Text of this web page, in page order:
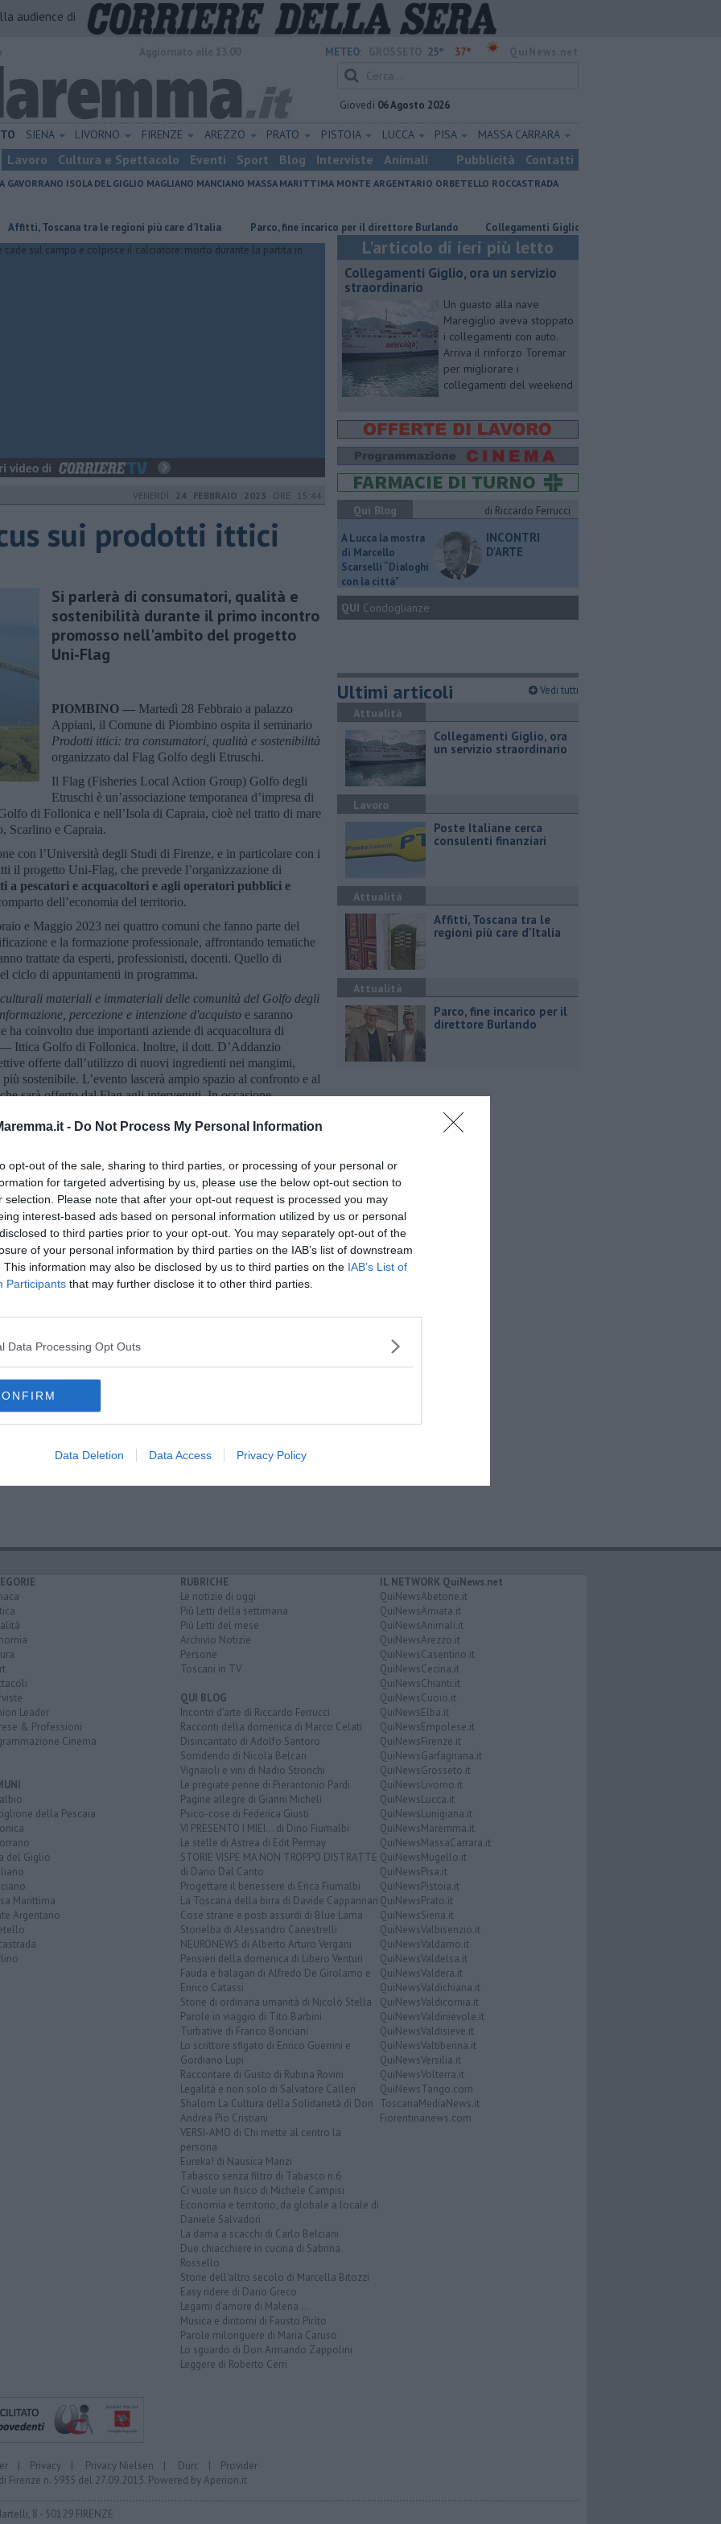
- Do Not Process My Personal Information
opt-out of the sale, sharing to third parties, or processing of your personal or
for targeted advertising by us, please use the below opt-out section to
selection. Please note that after your opt-out request is processed you may
interest-based ads based on personal information utilized by us or personal
to third parties prior to your opt-out. You may separately opt-out of the
of your personal information by third parties on the IAB’s list of downstream
This information may also be disclosed by us to third parties on the IAB’s List of
Participants that may further disclose it to other third parties.
Data Processing Opt Outs
Data Deletion Data Access Privacy Policy
audience di
METEO: 25° 37°
Giovedì 06 Agosto 2026
SIENA LIVORNO FIRENZE AREZZO PRATO PISTOIA LUCCA PISA MASSA CARRARA
Lavoro Cultura e Spettacolo Eventi Sport Blog Interviste Animali Pubblicità Contatti
GAVORRANO ISOLA DEL GIGLIO MAGLIANO MANCIANO MASSA MARITTIMA MONTE ARGENTARIO ORBETELLO ROCCASTRADA
tra le regioni più care d'Italia Parco, fine incarico per il direttore Burlando Collegamenti Giglio, ora un servizio straordinario
VENERDÌ 24 FEBBRAIO 2023 ORE 15:44
sui prodotti ittici
Si parlerà di consumatori, qualità e
sostenibilità durante il primo incontro
promosso nell'ambito del progetto
Uni-Flag
PIOMBINO — Martedì 28 Febbraio a palazzo
Appiani, il Comune di Piombino ospita il seminario
Prodotti ittici: tra consumatori, qualità e sostenibilità
organizzato dal Flag Golfo degli Etruschi.
Il Flag (Fisheries Local Action Group) Golfo degli
Etruschi è un’associazione temporanea d’impresa di
di Follonica e nell’Isola di Capraia, cioè nel tratto di mare
Scarlino e Capraia.
con l’Università degli Studi di Firenze, e in particolare con i
il progetto Uni-Flag, che prevede l’organizzazione di
pescatori e acquacoltori e agli operatori pubblici e
dell’economia del territorio.
e Maggio 2023 nei quattro comuni che fanno parte del
e la formazione professionale, affrontando tematiche
trattate da esperti, professionisti, docenti. Quello di
ciclo di appuntamenti in programma.
materiali e immateriali delle comunità del Golfo degli
percezione e intenzione d'acquisto e saranno
ha coinvolto due importanti aziende di acquacoltura di
Ittica Golfo di Follonica. Inoltre, il dott. D’Addanzio
offerte dall’utilizzo di nuovi ingredienti nei mangimi,
sostenibile. L’evento lascerà ampio spazio al confronto e al
sarà offerto dal Flag agli intervenuti. In occasione
ha visto coinvolto il Flag Golfo degli Etruschi insieme ad altri
svolgerà a Follonica e affronterà il temaBlue economy tra
iscriviti allaNewsletter QUInews - ToscanaMedia.
nella tua casella di posta.
locale
L'articolo di ieri più letto
Collegamenti Giglio, ora un servizio
straordinario
Un guasto alla nave
Maregiglio aveva stoppato
i collegamenti con auto.
Arriva il rinforzo Toremar
per migliorare i
collegamenti del weekend
Qui Blog
di Riccardo Ferrucci
A Lucca la mostra
di Marcello
Scarselli “Dialoghi
con la città"
INCONTRI
D'ARTE
QUI Condoglianze
Ultimi articoli Vedi tutti
Attualità
Collegamenti Giglio, ora
un servizio straordinario
Lavoro
Poste Italiane cerca
consulenti finanziari
Attualità
Affitti, Toscana tra le
regioni più care d'Italia
Attualità
Parco, fine incarico per il
direttore Burlando
Leader
& Professioni
Cinema
della Pescaia
del Giglio
Marittima
Argentario
RUBRICHE
Le notizie di oggi
Più Letti della settimana
Più Letti del mese
Archivio Notizie
Persone
Toscani in TV
QUI BLOG
Incontri d'arte di Riccardo Ferrucci
Racconti della domenica di Marco Celati
Disincantato di Adolfo Santoro
Sorridendo di Nicola Belcari
Vignaioli e vini di Nadio Stronchi
Le pregiate penne di Pierantonio Pardi
Pagine allegre di Gianni Micheli
Psico-cose di Federica Giusti
VI PRESENTO I MIEI... di Dino Fiumalbi
Le stelle di Astrea di Edit Permay
STORIE VISPE MA NON TROPPO DISTRATTE
di Dario Dal Canto
Progettare il benessere di Erica Fiumalbi
La Toscana della birra di Davide Cappannari
Cose strane e posti assurdi di Blue Lama
Storielba di Alessandro Canestrelli
NEURONEWS di Alberto Arturo Vergani
Pensieri della domenica di Libero Venturi
Fauda e balagan di Alfredo De Girolamo e
Enrico Catassi
Storie di ordinaria umanità di Nicolò Stella
Parole in viaggio di Tito Barbini
Turbative di Franco Bonciani
Lo scrittore sfigato di Enrico Guerrini e
Gordiano Lupi
Raccontare di Gusto di Rubina Rovini
Legalità e non solo di Salvatore Calleri
Shalom La Cultura della Solidarietà di Don
Andrea Pio Cristiani
VERSI-AMO di Chi mette al centro la
persona
Eureka! di Nausica Manzi
Tabasco senza filtro di Tabasco n.6
Ci vuole un fisico di Michele Campisi
Economia e territorio, da globale a locale di
Daniele Salvadori
La dama a scacchi di Carlo Belciani
Due chiacchiere in cucina di Sabrina
Rossello
Storie dell'altro secolo di Marcella Bitozzi
Easy ridere di Dario Greco
Legami d'amore di Malena ...
Musica e dintorni di Fausto Pirìto
Parole milonguere di Maria Caruso
Lo sguardo di Don Armando Zappolini
Leggere di Roberto Cerri
IL NETWORK QuiNews.net
QuiNewsAbetone.it
QuiNewsAmiata.it
QuiNewsAnimali.it
QuiNewsArezzo.it
QuiNewsCasentino.it
QuiNewsCecina.it
QuiNewsChianti.it
QuiNewsCuoio.it
QuiNewsElba.it
QuiNewsEmpolese.it
QuiNewsFirenze.it
QuiNewsGarfagnana.it
QuiNewsGrosseto.it
QuiNewsLivorno.it
QuiNewsLucca.it
QuiNewsLunigiana.it
QuiNewsMaremma.it
QuiNewsMassaCarrara.it
QuiNewsMugello.it
QuiNewsPisa.it
QuiNewsPistoia.it
QuiNewsPrato.it
QuiNewsSiena.it
QuiNewsValbisenzio.it
QuiNewsValdarno.it
QuiNewsValdelsa.it
QuiNewsValdera.it
QuiNewsValdichiana.it
QuiNewsValdicornia.it
QuiNewsValdinievole.it
QuiNewsValdisieve.it
QuiNewsValtiberina.it
QuiNewsVersilia.it
QuiNewsVolterra.it
QuiNewsTango.com
ToscanaMediaNews.it
Fiorentinanews.com
| Privacy | Privacy Nielsen | Durc | Provider
n. 5935 del 27.09.2013. Powered byAperion.it
8 - 50129 FIRENZE